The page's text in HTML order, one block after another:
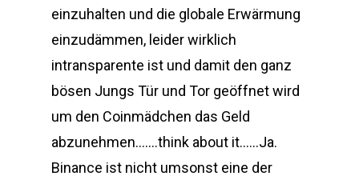
einzuhalten und die globale Erwärmung
einzudämmen, leider wirklich
intransparente ist und damit den ganz
bösen Jungs Tür und Tor geöffnet wird
um den Coinmädchen das Geld
abzunehmen…….think about it……Ja.
Binance ist nicht umsonst eine der